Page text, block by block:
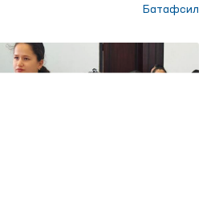
ўтказилиши давом этмоқда.
Батафсил